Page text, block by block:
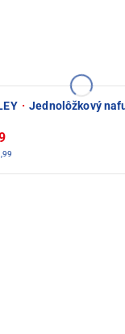
· Jednolôžkový